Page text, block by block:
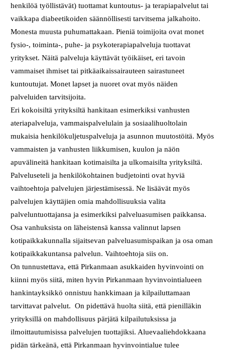
henkilöä työllistävät) tuottamat kuntoutus- ja terapiapalvelut tai
vaikkapa diabeetikoiden säännöllisesti tarvitsema jalkahoito.
Monesta muusta puhumattakaan. Pieniä toimijoita ovat monet
fysio-, toiminta-, puhe- ja psykoterapiapalveluja tuottavat
yritykset. Näitä palveluja käyttävät työikäiset, eri tavoin
vammaiset ihmiset tai pitkäaikaissairauteen sairastuneet
kuntoutujat. Monet lapset ja nuoret ovat myös näiden
palveluiden tarvitsijoita.
Eri kokoisiltä yrityksiltä hankitaan esimerkiksi vanhusten
ateriapalveluja, vammaispalvelulain ja sosiaalihuoltolain
mukaisia henkilökuljetuspalveluja ja asunnon muutostöitä. Myös
vammaisten ja vanhusten liikkumisen, kuulon ja näön
apuvälineitä hankitaan kotimaisilta ja ulkomaisilta yrityksiltä.
Palveluseteli ja henkilökohtainen budjetointi ovat hyviä
vaihtoehtoja palvelujen järjestämisessä. Ne lisäävät myös
palvelujen käyttäjien omia mahdollisuuksia valita
palveluntuottajansa ja esimerkiksi palveluasumisen paikkansa.
Osa vanhuksista on läheistensä kanssa valinnut lapsen
kotipaikkakunnalla sijaitsevan palveluasumispaikan ja osa oman
kotipaikkakuntansa palvelun. Vaihtoehtoja siis on.
On tunnustettava, että Pirkanmaan asukkaiden hyvinvointi on
kiinni myös siitä, miten hyvin Pirkanmaan hyvinvointialueen
hankintayksikkö onnistuu hankkimaan ja kilpailuttamaan
tarvittavat palvelut. On pidettävä huolta siitä, että pienilläkin
yrityksillä on mahdollisuus pärjätä kilpailutuksissa ja
ilmoittautumisissa palvelujen tuottajiksi. Aluevaaliehdokkaana
pidän tärkeänä, että Pirkanmaan hyvinvointialue tulee